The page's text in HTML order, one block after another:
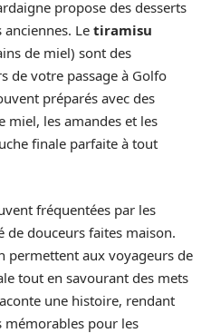
propose des desserts
Le tiramisu
de miel) sont des
de votre passage à Golfo
préparés avec des
miel, les amandes et les
finale parfaite à tout
fréquentées par les
douceurs faites maison.
permettent aux voyageurs de
tout en savourant des mets
une histoire, rendant
mémorables pour les